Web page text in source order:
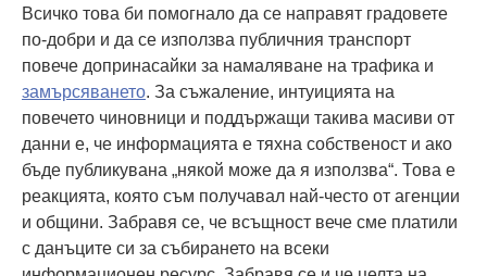
Всичко това би помогнало да се направят градовете
по-добри и да се използва публичния транспорт
повече допринасайки за намаляване на трафика и
замърсяването. За съжаление, интуицията на
повечето чиновници и поддържащи такива масиви от
данни е, че информацията е тяхна собственост и ако
бъде публикувана „някой може да я използва“. Това е
реакцията, която съм получавал най-често от агенции
и общини. Забравя се, че всъщност вече сме платили
с данъците си за събирането на всеки